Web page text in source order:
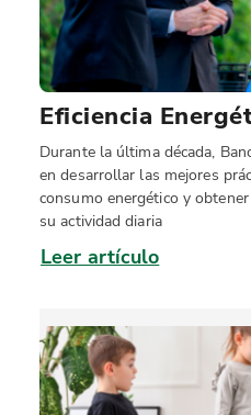
Eficiencia
Durante la última década,
en desarrollar las mejores
consumo energético y
su actividad diaria
Leer artículo